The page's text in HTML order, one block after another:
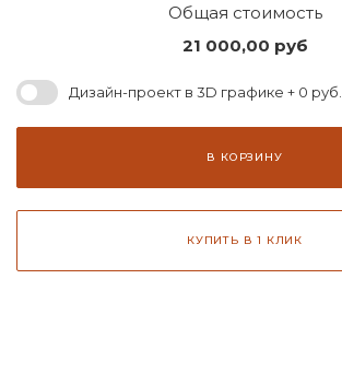
Общая стоимость
21 000,00 руб
Дизайн-проект в 3D графике + 0 руб.
В КОРЗИНУ
КУПИТЬ В 1 КЛИК